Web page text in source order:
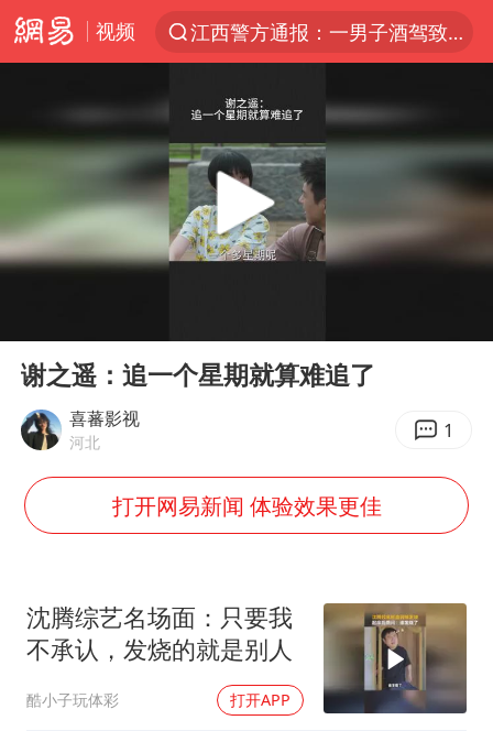
视频
江西警方通报：一男子酒驾致7人受伤
陈丽君提名百花奖最佳新人奖
浙江省甬江发生2026年第1号洪水
白海豚对华东华北影响会大于巴威
南航回应深圳飞无锡航班起飞时遭雷击
哈马斯称坚持加沙停火协议路线图
香港刷新1884年以来最高气温纪录
上门女婿出轨女邻居多年被判重婚罪
暑期研学游升温 在旅途中增长知识
Play
谢之遥：追一个星期就算难追了
喜蕃影视
河北 1
打开网易新闻 体验效果更佳
沈腾综艺名场面：只要我
不承认，发烧的就是别人
酷小子玩体彩 打开APP